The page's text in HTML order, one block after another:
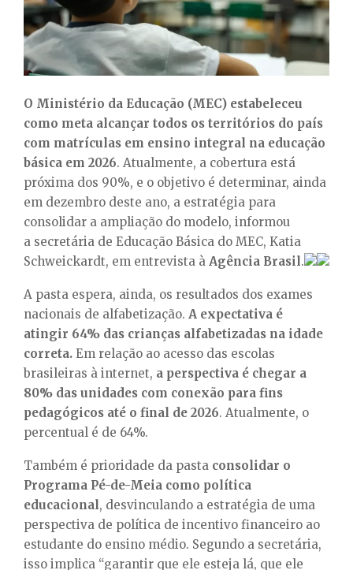
U
O Ministério da Educação (MEC) estabeleceu
como meta alcançar todos os territórios do país
com matrículas em ensino integral na educação
básica em 2026. Atualmente, a cobertura está
próxima dos 90%, e o objetivo é determinar, ainda
em dezembro deste ano, a estratégia para
consolidar a ampliação do modelo, informou
a secretária de Educação Básica do MEC, Katia
Schweickardt, em entrevista à Agência Brasil .
A pasta espera, ainda, os resultados dos exames
nacionais de alfabetização. A expectativa é
atingir 64% das crianças alfabetizadas na idade
correta. Em relação ao acesso das escolas
brasileiras à internet, a perspectiva é chegar a
80% das unidades com conexão para fins
pedagógicos até o final de 2026. Atualmente, o
percentual é de 64%.
Também é prioridade da pasta consolidar o
Programa Pé-de-Meia como política
educacional , desvinculando a estratégia de uma
perspectiva de política de incentivo financeiro ao
estudante do ensino médio. Segundo a secretária,
isso implica “garantir que ele esteja lá, que ele